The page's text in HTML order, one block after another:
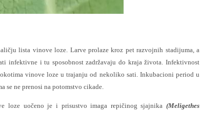
lista vinove loze. Larve prolaze kroz pet razvojnih stadijuma, a
infektivne i tu sposobnost zadržavaju do kraja života. Infektivnost
vinove loze u trajanju od nekoliko sati. Inkubacioni period u
se ne prenosi na potomstvo cikade.
loze uočeno je i prisustvo imaga repičinog sjajnika (Meligethes